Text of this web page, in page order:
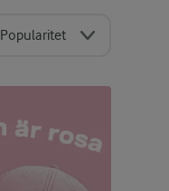
Popularitet